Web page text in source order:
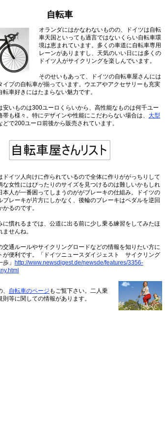
自転車
オランダにはかなわないものの、ドイツは自転
車天国といっても過言ではないくらい自転車環
境は恵まれています。多くの車道に自転車専用
レーンがありますし、天気のいい日には多くの
ドイツ人がサイクリングを楽しんでいます。
そのせいもあって、ドイツの自転車屋さんには
イプの自転車が揃っています。ウエアやアクセサリーも充実
転車好きにはたまらない魅力です。
安いものは300ユーロくらいから、高性能なものは何千ユー
帯も様々。特にデザインや性能にこだわらない場合は、 大型
どで200ユーロ前後から販売されています。
ドイツ人向けに作られているので全体に作りががっちりして
な女性にはぴったりのサイズを見つけるのは難しいかもしれ
本人が一番困ってしまうのががブレーキの仕組み。ドイツの
ブレーキが片方にしかなく、後輪のブレーキはペダルを逆回
るのです。
に慣れるまでは、公道に出る前に少し乗る練習をしてみたほ
せんね。
交通ルールやサイクリングロードなどの情報を知りたい方に
が便利です。「ドイツニュースダイジェスト サイクリング
」 http://www.newsdigest.de/newsde/features/3356-
自転車のページ もご覧下さい。二人乗
則等に関しての情報があります。